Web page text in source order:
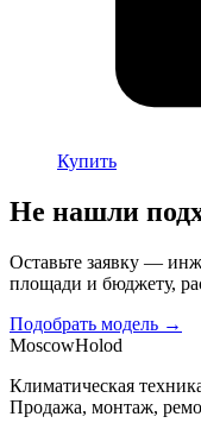
Купить
Не нашли
Оставьте заявку —
площади и бюджету,
Подобрать модель →
MoscowHolod
Климатическая
Продажа, монтаж,